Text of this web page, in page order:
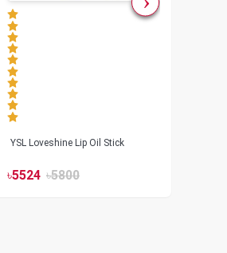
YSL Loveshine Lip Oil Stick
৳5524 ৳5800